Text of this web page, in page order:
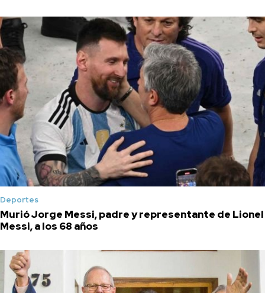
Deportes
Murió Jorge Messi, padre y representante de Lionel
Messi, a los 68 años